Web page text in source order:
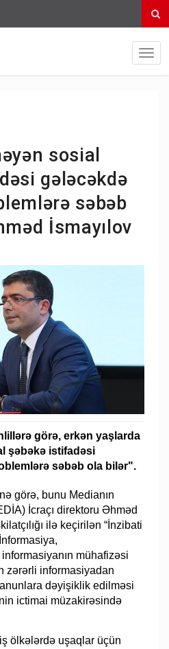
sosial
gələcəkdə
səbəb
İsmayılov
görə, erkən yaşlarda
şəbəkə istifadəsi
səbəb ola bilər".
görə, bunu Medianın
İcraçı direktoru Əhməd
ilə keçirilən “İnzibati
mühafizəsi
zərərli informasiyadan
dəyişiklik edilməsi
ictimai müzakirəsində
ölkələrdə uşaqlar üçün